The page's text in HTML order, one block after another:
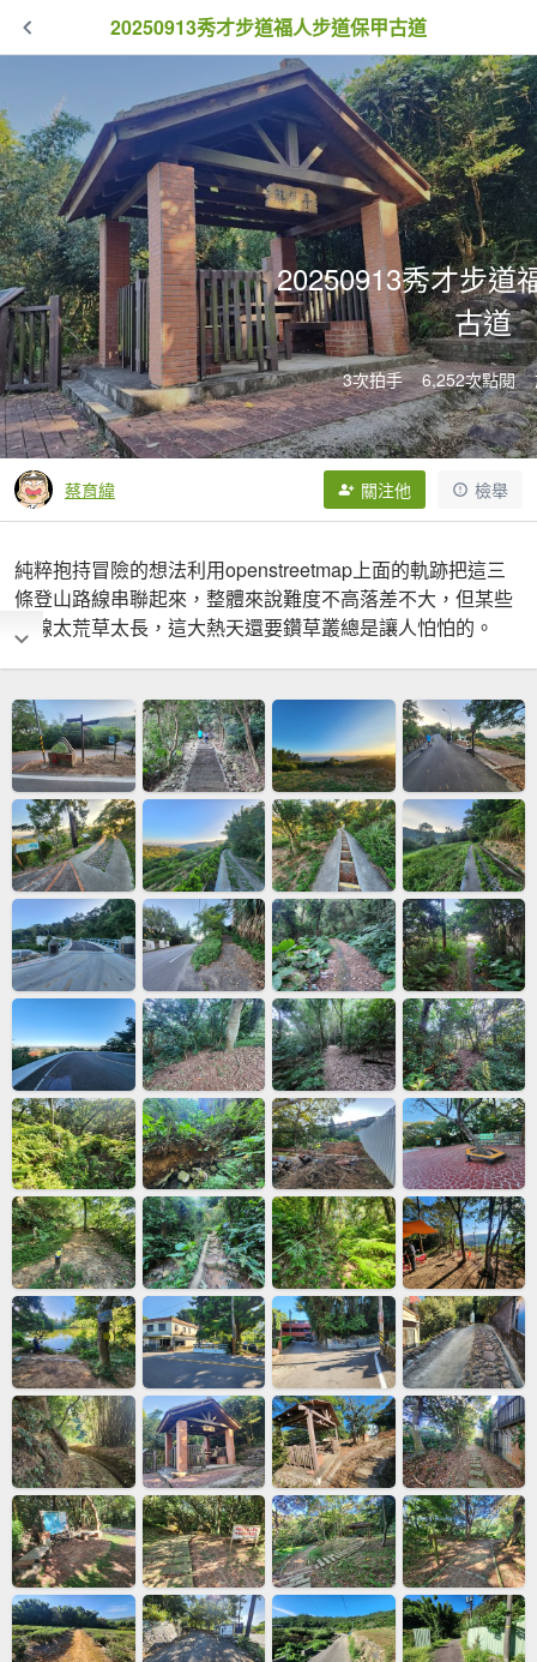
20250913秀才步道福人步道保甲古道
20250913秀才步道
古道
3次拍手 6,252次點閱
蔡育緯 關注他 檢舉
純粹抱持冒險的想法利用openstreetmap上面的軌跡把這三
條登山路線串聯起來，整體來說難度不高落差不大，但某些
路線太荒草太長，這大熱天還要鑽草叢總是讓人怕怕的。